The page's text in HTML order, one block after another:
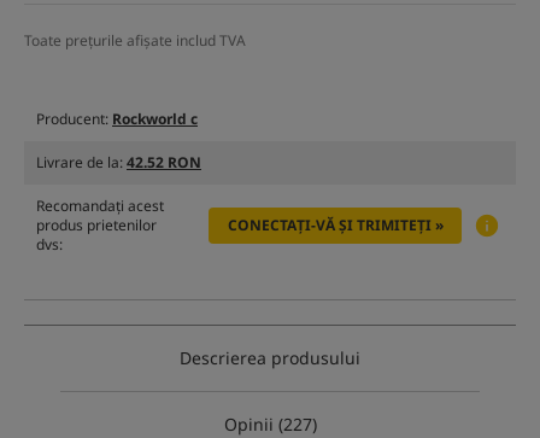
Toate prețurile afișate includ TVA
Producent: Rockworld c
Livrare de la:42.52 RON
Recomandați acest
produs prietenilor
dvs:
CONECTAȚI-VĂ ȘI TRIMITEȚI »
Descrierea produsului
Opinii (227)